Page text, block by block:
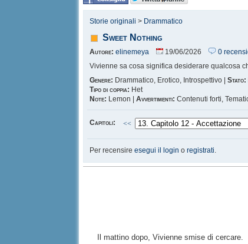
Storie originali > Drammatico
Sweet Nothing
Autore: elinemeya 19/06/2026
0
Vivienne sa cosa significa desiderare qualcosa
Genere: Drammatico, Erotico, Introspettivo |Stato:
Tipo di coppia: Het
Note: Lemon |Avvertimenti: Contenuti forti,
Capitoli: <<
Per recensireesegui il login oregistrati.
Il mattino dopo, Vivienne smise di cercare.